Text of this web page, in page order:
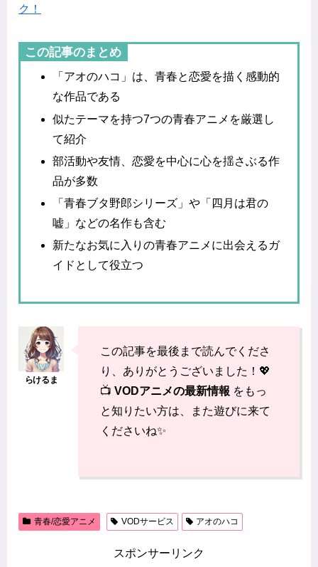
ク！
この記事のまとめ
「アオのハコ」は、青春と恋愛を描く感動的
な作品である
似たテーマを持つ7つの青春アニメを厳選し
て紹介
部活動や友情、恋愛を中心に心を揺さぶる作
品が多数
「青春ブタ野郎シリーズ」や「四月は君の
嘘」などの名作も含む
新たなお気に入りの青春アニメに出会えるガ
イドとして役立つ
この記事を最後まで読んでくださ
り、ありがとうございました！💖
📺 VODアニメの最新情報 をもっ
と知りたい方は、また遊びに来て
くださいね✨
青春/恋愛アニメ VODサービス アオのハコ
スポンサーリンク